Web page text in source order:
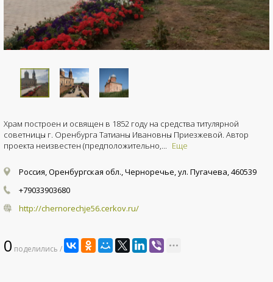
Храм построен и освящен в 1852 году на средства титулярной
советницы г. Оренбурга Татианы Ивановны Приезжевой. Автор
проекта неизвестен (предположительно,... Еще
Россия, Оренбургская обл., Черноречье, ул. Пугачева, 460539
+79033903680
http://chernorechje56.cerkov.ru/
0 поделились /